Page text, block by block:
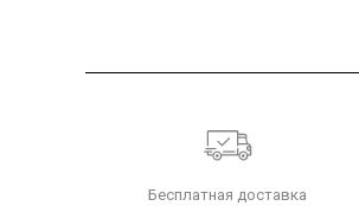
Бесплатная доставка